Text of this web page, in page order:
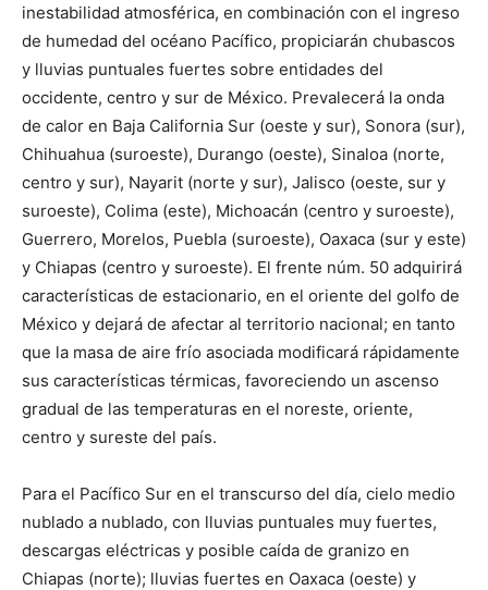
inestabilidad atmosférica, en combinación con el ingreso
de humedad del océano Pacífico, propiciarán chubascos
y lluvias puntuales fuertes sobre entidades del
occidente, centro y sur de México. Prevalecerá la onda
de calor en Baja California Sur (oeste y sur), Sonora (sur),
Chihuahua (suroeste), Durango (oeste), Sinaloa (norte,
centro y sur), Nayarit (norte y sur), Jalisco (oeste, sur y
suroeste), Colima (este), Michoacán (centro y suroeste),
Guerrero, Morelos, Puebla (suroeste), Oaxaca (sur y este)
y Chiapas (centro y suroeste). El frente núm. 50 adquirirá
características de estacionario, en el oriente del golfo de
México y dejará de afectar al territorio nacional; en tanto
que la masa de aire frío asociada modificará rápidamente
sus características térmicas, favoreciendo un ascenso
gradual de las temperaturas en el noreste, oriente,
centro y sureste del país.
Para el Pacífico Sur en el transcurso del día, cielo medio
nublado a nublado, con lluvias puntuales muy fuertes,
descargas eléctricas y posible caída de granizo en
Chiapas (norte); lluvias fuertes en Oaxaca (oeste) y